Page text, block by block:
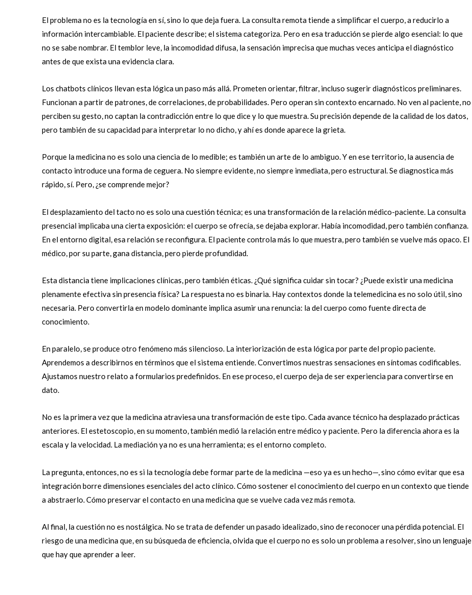
El problema no es la tecnología en sí, sino lo que deja fuera. La consulta remota tiende a simplificar el cuerpo, a reducirlo a
información intercambiable. El paciente describe; el sistema categoriza. Pero en esa traducción se pierde algo esencial: lo que
no se sabe nombrar. El temblor leve, la incomodidad difusa, la sensación imprecisa que muchas veces anticipa el diagnóstico
antes de que exista una evidencia clara.
Los chatbots clínicos llevan esta lógica un paso más allá. Prometen orientar, filtrar, incluso sugerir diagnósticos preliminares.
Funcionan a partir de patrones, de correlaciones, de probabilidades. Pero operan sin contexto encarnado. No ven al paciente, no
perciben su gesto, no captan la contradicción entre lo que dice y lo que muestra. Su precisión depende de la calidad de los datos,
pero también de su capacidad para interpretar lo no dicho, y ahí es donde aparece la grieta.
Porque la medicina no es solo una ciencia de lo medible; es también un arte de lo ambiguo. Y en ese territorio, la ausencia de
contacto introduce una forma de ceguera. No siempre evidente, no siempre inmediata, pero estructural. Se diagnostica más
rápido, sí. Pero, ¿se comprende mejor?
El desplazamiento del tacto no es solo una cuestión técnica; es una transformación de la relación médico-paciente. La consulta
presencial implicaba una cierta exposición: el cuerpo se ofrecía, se dejaba explorar. Había incomodidad, pero también confianza.
En el entorno digital, esa relación se reconfigura. El paciente controla más lo que muestra, pero también se vuelve más opaco. El
médico, por su parte, gana distancia, pero pierde profundidad.
Esta distancia tiene implicaciones clínicas, pero también éticas. ¿Qué significa cuidar sin tocar? ¿Puede existir una medicina
plenamente efectiva sin presencia física? La respuesta no es binaria. Hay contextos donde la telemedicina es no solo útil, sino
necesaria. Pero convertirla en modelo dominante implica asumir una renuncia: la del cuerpo como fuente directa de
conocimiento.
En paralelo, se produce otro fenómeno más silencioso. La interiorización de esta lógica por parte del propio paciente.
Aprendemos a describirnos en términos que el sistema entiende. Convertimos nuestras sensaciones en síntomas codificables.
Ajustamos nuestro relato a formularios predefinidos. En ese proceso, el cuerpo deja de ser experiencia para convertirse en
dato.
No es la primera vez que la medicina atraviesa una transformación de este tipo. Cada avance técnico ha desplazado prácticas
anteriores. El estetoscopio, en su momento, también medió la relación entre médico y paciente. Pero la diferencia ahora es la
escala y la velocidad. La mediación ya no es una herramienta; es el entorno completo.
La pregunta, entonces, no es si la tecnología debe formar parte de la medicina —eso ya es un hecho—, sino cómo evitar que esa
integración borre dimensiones esenciales del acto clínico. Cómo sostener el conocimiento del cuerpo en un contexto que tiende
a abstraerlo. Cómo preservar el contacto en una medicina que se vuelve cada vez más remota.
Al final, la cuestión no es nostálgica. No se trata de defender un pasado idealizado, sino de reconocer una pérdida potencial. El
riesgo de una medicina que, en su búsqueda de eficiencia, olvida que el cuerpo no es solo un problema a resolver, sino un lenguaje
que hay que aprender a leer.